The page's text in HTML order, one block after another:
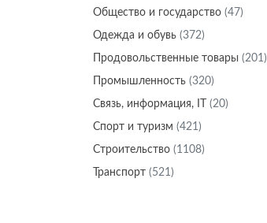
Общество и государство (47)
Одежда и обувь (372)
Продовольственные товары (201)
Промышленность (320)
Связь, информация, IT (20)
Спорт и туризм (421)
Строительство (1108)
Транспорт (521)